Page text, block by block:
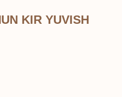
KIR YUVISH